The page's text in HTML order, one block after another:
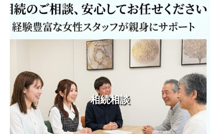
相続相談